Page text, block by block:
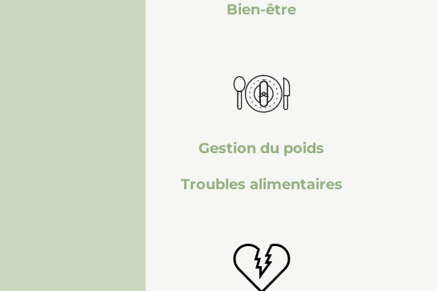
Bien-être
Gestion du poids
Troubles alimentaires